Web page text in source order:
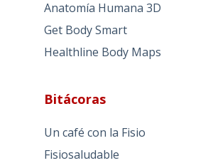
Anatomía Humana 3D
Get Body Smart
Healthline Body Maps
Bitácoras
Un café con la Fisio
Fisiosaludable